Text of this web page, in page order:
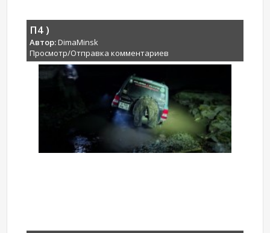
П4 )
Автор:DimaMinsk
Просмотр/Отправка комментариев